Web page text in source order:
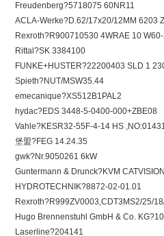
Freudenberg?5718075 60NR11
ACLA-Werke?D.62/17x20/12MM 6203
Rexroth?R900710530 4WRAE 10
Rittal?SK 3384100
FUNKE+HUSTER?22200403 SLD 1
Spieth?NUT/MSW35.44
emecanique?XS512B1PAL2
hydac?EDS 3448-5-0400-000+ZBE08
Vahle?KESR32-55F-4-14 HS
堡盟?FEG 14.24.35
gwk?Nr.9050261 6kW
Guntermann & Drunck?KVM
HYDROTECHNIK?8872-02-01.01
Rexroth?R999ZV0003,CDT3MS2/25/
Hugo Brennenstuhl GmbH & Co.
Laserline?204141